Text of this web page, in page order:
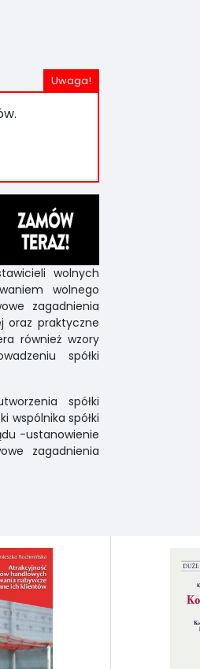
wolnych
wolnego
zagadnienia
oraz praktyczne
również wzory
spółki
spółki
wspólnika spółki
-ustanowienie
zagadnienia